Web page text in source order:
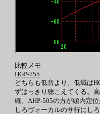
比較メモ
HGP-755
どちらも低音より。低域は
ずはっきり聴こえてくる。
確。AHP-505の方が頭内定
しろヴォーカルのサ行にし